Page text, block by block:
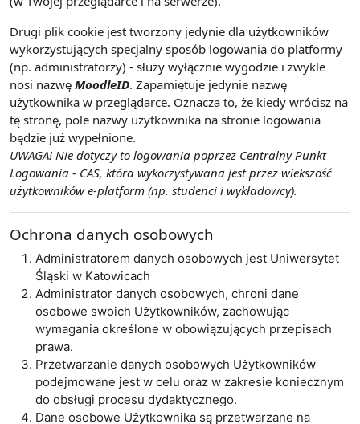
Drugi plik cookie jest tworzony jedynie dla użytkowników
wykorzystujących specjalny sposób logowania do platformy
(np. administratorzy) - służy wyłącznie wygodzie i zwykle
nosi nazwę MoodleID. Zapamiętuje jedynie nazwę
użytkownika w przeglądarce. Oznacza to, że kiedy wrócisz na
tę stronę, pole nazwy użytkownika na stronie logowania
będzie już wypełnione.
UWAGA! Nie dotyczy to logowania poprzez Centralny Punkt
Logowania - CAS, która wykorzystywana jest przez wiekszość
użytkowników e-platform (np. studenci i wykładowcy).
Ochrona danych osobowych
Administratorem danych osobowych jest Uniwersytet
Śląski w Katowicach
Administrator danych osobowych, chroni dane
osobowe swoich Użytkowników, zachowując
wymagania określone w obowiązujących przepisach
prawa.
Przetwarzanie danych osobowych Użytkowników
podejmowane jest w celu oraz w zakresie koniecznym
do obsługi procesu dydaktycznego.
Dane osobowe Użytkownika są przetwarzane na